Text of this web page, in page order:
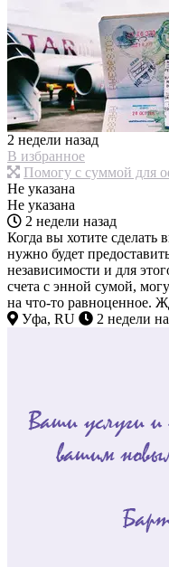
2 недели назад
В избранное
Помогу с суммой для
Не указана
Не указана
2 недели назад
Когда вы хотите
нужно будет
независимости и для
счета с энной сумой,
на что-то равноценное.
Уфа, RU
2 недели